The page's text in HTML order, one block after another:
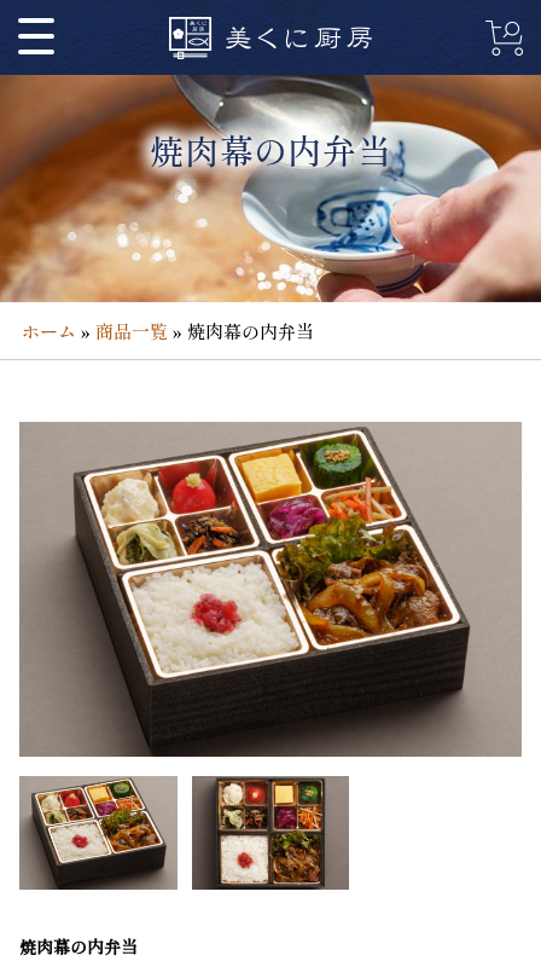
テ
ス
キ
ッ
プ
焼肉幕の内弁当
ホーム » 商品一覧 » 焼肉幕の内弁当
焼肉幕の内弁当